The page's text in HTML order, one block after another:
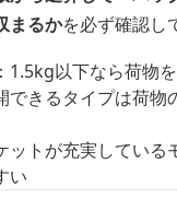
まるかを必ず確認し
1.5kg以下なら荷物
できるタイプは荷物
ットが充実している
い